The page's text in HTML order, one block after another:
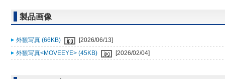
製品画像
外観写真 (66KB)
[2026/06/13]
外観写真<MOVEEYE> (45KB)
[2026/02/04]